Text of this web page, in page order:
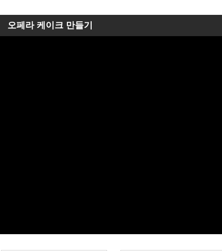
오페라 케이크 만들기